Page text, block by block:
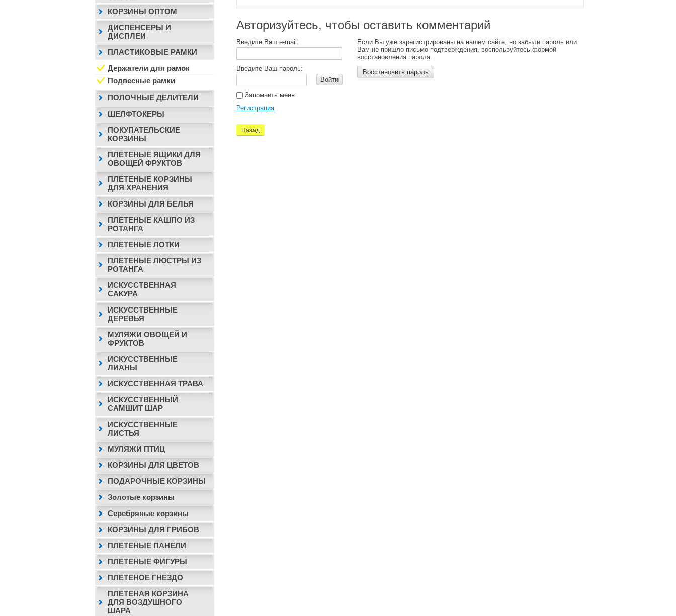
Авторизуйтесь, чтобы оставить комментарий
Введите Ваш e-mail:
Введите Ваш пароль:
Войти
Запомнить меня
Регистрация
Если Вы уже зарегистрированы на нашем сайте, но забыли пароль или
Вам не пришло письмо подтверждения, воспользуйтесь формой
восстановления пароля.
Восстановить пароль
Назад
КОРЗИНЫ ОПТОМ
ДИСПЕНСЕРЫ И
ДИСПЛЕИ
ПЛАСТИКОВЫЕ РАМКИ
Держатели для рамок
Подвесные рамки
ПОЛОЧНЫЕ ДЕЛИТЕЛИ
ШЕЛФТОКЕРЫ
ПОКУПАТЕЛЬСКИЕ
КОРЗИНЫ
ПЛЕТЕНЫЕ ЯЩИКИ ДЛЯ
ОВОЩЕЙ ФРУКТОВ
ПЛЕТЕНЫЕ КОРЗИНЫ
ДЛЯ ХРАНЕНИЯ
КОРЗИНЫ ДЛЯ БЕЛЬЯ
ПЛЕТЕНЫЕ КАШПО ИЗ
РОТАНГА
ПЛЕТЕНЫЕ ЛОТКИ
ПЛЕТЕНЫЕ ЛЮСТРЫ ИЗ
РОТАНГА
ИСКУССТВЕННАЯ
САКУРА
ИСКУССТВЕННЫЕ
ДЕРЕВЬЯ
МУЛЯЖИ ОВОЩЕЙ И
ФРУКТОВ
ИСКУССТВЕННЫЕ
ЛИАНЫ
ИСКУССТВЕННАЯ ТРАВА
ИСКУССТВЕННЫЙ
САМШИТ ШАР
ИСКУССТВЕННЫЕ
ЛИСТЬЯ
МУЛЯЖИ ПТИЦ
КОРЗИНЫ ДЛЯ ЦВЕТОВ
ПОДАРОЧНЫЕ КОРЗИНЫ
Золотые корзины
Серебряные корзины
КОРЗИНЫ ДЛЯ ГРИБОВ
ПЛЕТЕНЫЕ ПАНЕЛИ
ПЛЕТЕНЫЕ ФИГУРЫ
ПЛЕТЕНОЕ ГНЕЗДО
ПЛЕТЕНАЯ КОРЗИНА
ДЛЯ ВОЗДУШНОГО
ШАРА